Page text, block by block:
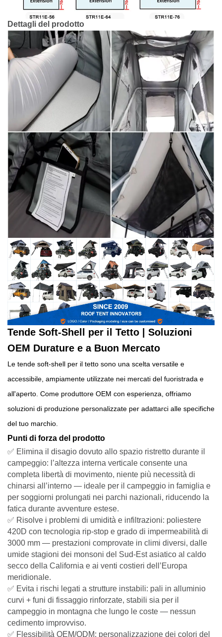
Dettagli del prodotto
Tende Soft-Shell per il Tetto | Soluzioni
OEM Durature e a Buon Mercato
Le tende soft-shell per il tetto sono una scelta versatile e
accessibile, ampiamente utilizzate nei mercati del fuoristrada e
all'aperto. Come produttore OEM con esperienza, offriamo
soluzioni di produzione personalizzate per adattarci alle specifiche
del tuo marchio.
Punti di forza del prodotto
✅ Elimina il disagio dovuto allo spazio ristretto durante il
campeggio: l’altezza interna verticale consente una
completa libertà di movimento, niente più necessità di
chinarsi all’interno — ideale per il campeggio in famiglia e
per soggiorni prolungati nei parchi nazionali, riducendo la
fatica durante avventure estese.
✅ Risolve i problemi di umidità e infiltrazioni: poliestere
420D con tecnologia rip-stop e grado di impermeabilità di
3000 mm — prestazioni comprovate in climi diversi, dalle
umide stagioni dei monsoni del Sud-Est asiatico al caldo
secco della California e ai venti costieri dell’Europa
meridionale.
✅ Evita i rischi legati a strutture instabili: pali in alluminio
curvi + funi di fissaggio rinforzate, stabili sia per il
campeggio in montagna che lungo le coste — nessun
cedimento improvviso.
✅ Flessibilità OEM/ODM: personalizzazione dei colori del